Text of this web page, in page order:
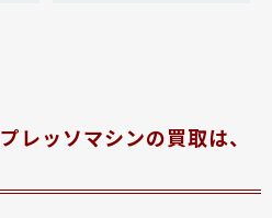
レッソマシンの買取は、